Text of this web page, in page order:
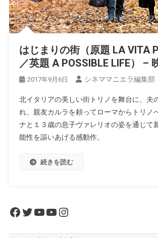
はじまりの街（原題 LA VITA
／英題 A POSSIBLE LIFE） –
2017年9月6日 シネママニエラ編集部
北イタリアの美しい街トリノを舞台に、夫
れ、親友カルラを頼ってローマからトリノ
ナと１３歳の息子ヴァレリオの姿を通じて
能性を謳いあげる感動作。
続きを読む
Facebook
Twitter
YouTube
YouTube
Instagram